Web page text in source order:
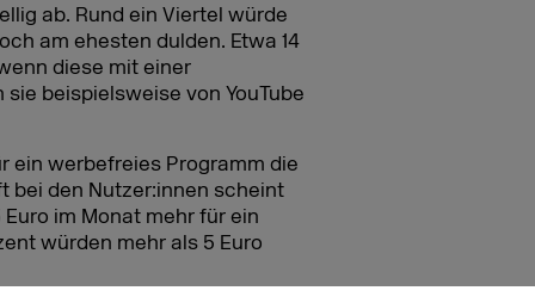
ab. Rund ein Viertel würde
am ehesten dulden. Etwa 14
diese mit einer
beispielsweise von YouTube
ein werbefreies Programm die
bei den Nutzer:innen scheint
im Monat mehr für ein
würden mehr als 5 Euro